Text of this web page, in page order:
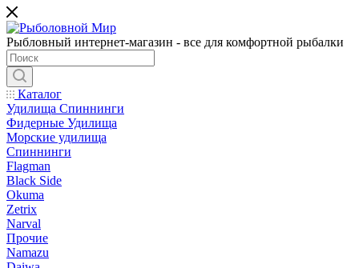
Рыбловный интернет-магазин - все для комфортной рыбалки
Каталог
Удилища Спиннинги
Фидерные Удилища
Морские удилища
Спиннинги
Flagman
Black Side
Okuma
Zetrix
Narval
Прочие
Namazu